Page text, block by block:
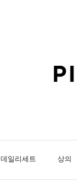
데일리세트 상의